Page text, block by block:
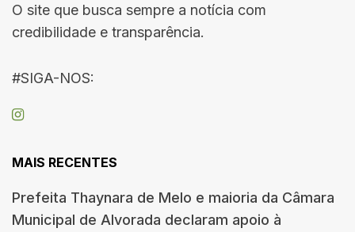
O site que busca sempre a notícia com
credibilidade e transparência.
#SIGA-NOS:
MAIS RECENTES
Prefeita Thaynara de Melo e maioria da Câmara
Municipal de Alvorada declaram apoio à